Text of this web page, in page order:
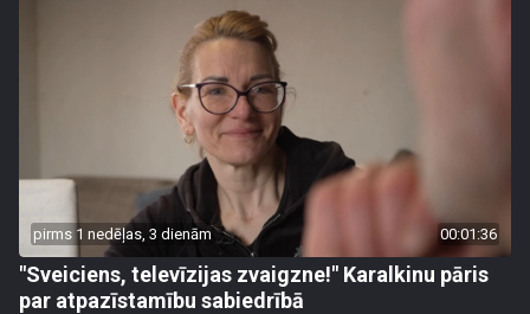
pirms 1 nedēļas, 3 dienām 00:01:36
"Sveiciens, televīzijas zvaigzne!" Karalkinu pāris
par atpazīstamību sabiedrībā